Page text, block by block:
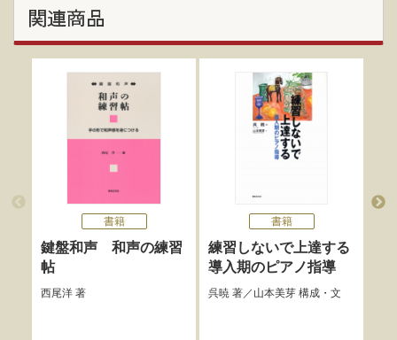
関連商品
書籍
鍵盤和声 和声の練習
帖
西尾洋著
書籍
練習しないで上達する
導入期のピアノ指導
呉暁著／ 山本美芽構成・文